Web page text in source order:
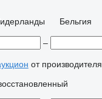
Бельгия
–
от производителя